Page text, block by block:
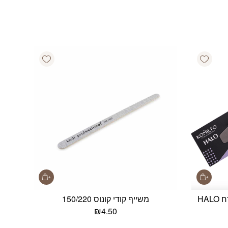
Add wishlist
משייף רב פעמי קומילפו חצי ירח HALO
Add wishlist
משייף קודי קונוס 150/220
₪4.50